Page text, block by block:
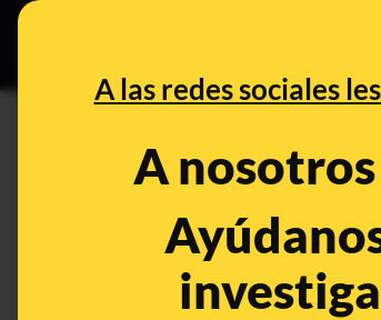
A las redes sociales
A
Maldita gripe:
Nov 18, 2019, 8:53:00 AM